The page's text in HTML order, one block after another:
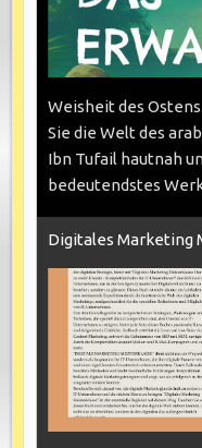
Weisheit des
Sie die Welt des
Ibn Tufail hautnah
bedeutendstes
Digitales Marketing